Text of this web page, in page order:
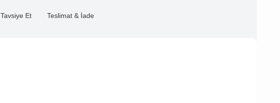
Tavsiye Et Teslimat & İade